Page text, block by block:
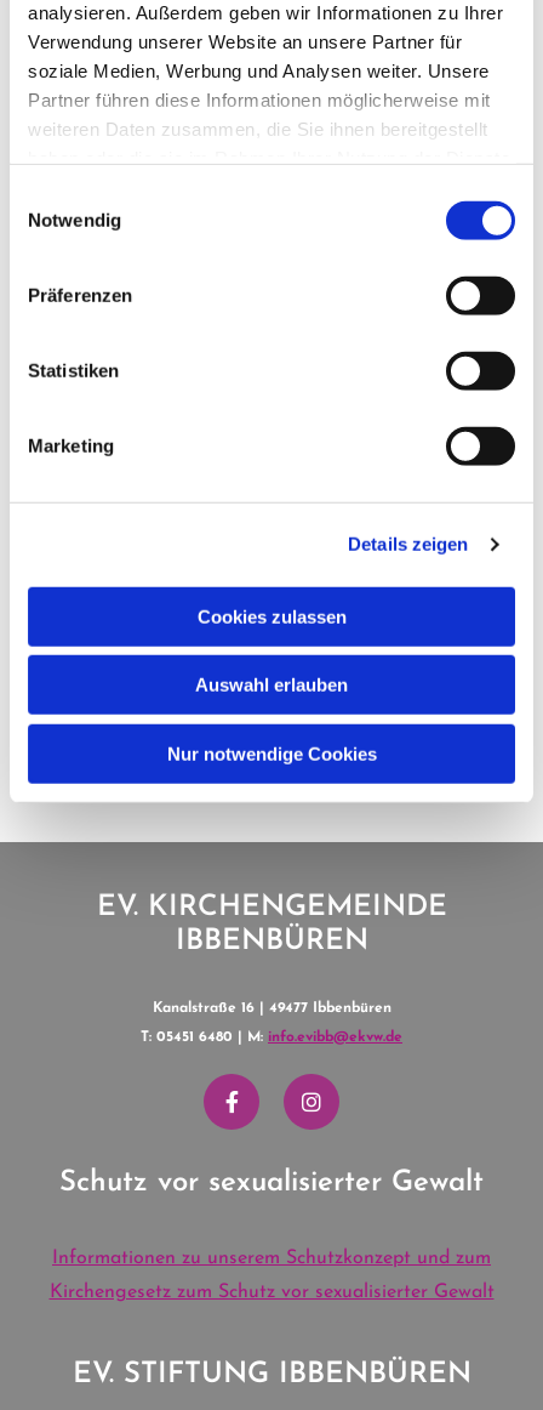
analysieren. Außerdem geben wir Informationen zu Ihrer
Verwendung unserer Website an unsere Partner für
soziale Medien, Werbung und Analysen weiter. Unsere
Partner führen diese Informationen möglicherweise mit
weiteren Daten zusammen, die Sie ihnen bereitgestellt
Notwendig
Präferenzen
Statistiken
Marketing
Details zeigen
Cookies zulassen
Auswahl erlauben
Nur notwendige Cookies
Dies könnte Sie auch
interessieren
EV. KIRCHENGEMEINDE
IBBENBÜREN
Kanalstraße 16 | 49477 Ibbenbüren
T: 05451 6480 | M: info.evibb@ekvw.de
Schutz vor sexualisierter Gewalt
Informationen zu unserem Schutzkonzept und zum
Kirchengesetz zum Schutz vor sexualisierter Gewalt
EV. STIFTUNG IBBENBÜREN